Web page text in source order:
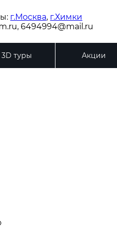
г.Москва, г.Химки
6494994@mail.ru
3D туры Акции